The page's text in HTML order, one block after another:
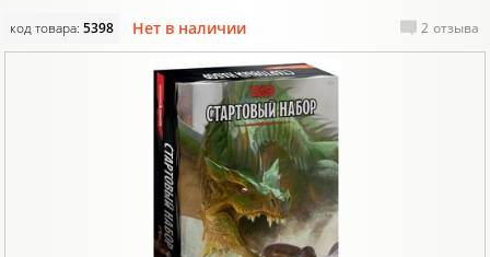
код товара:5398 Нет в наличии 2 отзыва